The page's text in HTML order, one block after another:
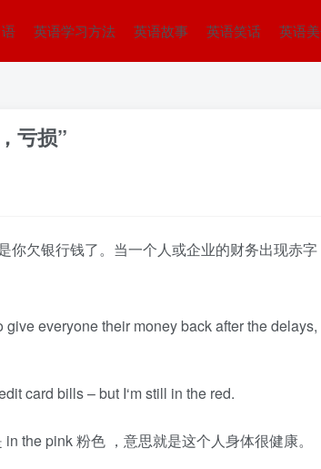
英语学习方法 英语故事 英语笑话 英语
亏损”
你欠银行钱了。当一个人或企业的财务出现赤
everyone their money back after the delays,
card bills – but I‘m still in the red.
the pink 粉色 ，意思就是这个人身体很健康。